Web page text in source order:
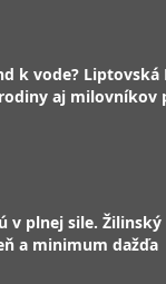
k vode? Liptovská
aj milovníkov
v plnej sile.
a minimum dažďa